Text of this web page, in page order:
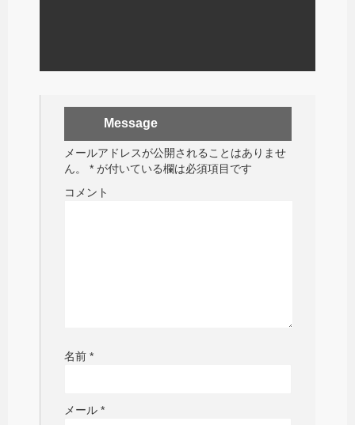
Message
メールアドレスが公開されることはありませ
ん。
* が付いている欄は必須項目です
コメント
名前 *
メール *